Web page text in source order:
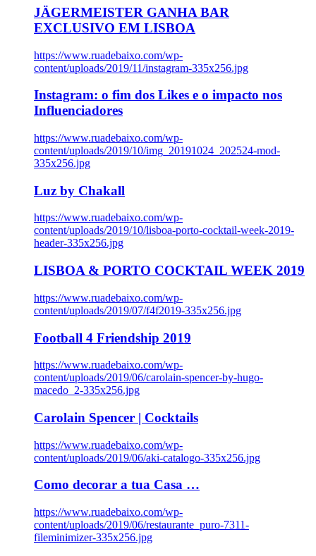
JÄGERMEISTER GANHA BAR
EXCLUSIVO EM LISBOA
https://www.ruadebaixo.com/wp-
content/uploads/2019/11/instagram-335x256.jpg
Instagram: o fim dos Likes e o impacto nos
Influenciadores
https://www.ruadebaixo.com/wp-
content/uploads/2019/10/img_20191024_202524-mod-
335x256.jpg
Luz by Chakall
https://www.ruadebaixo.com/wp-
content/uploads/2019/10/lisboa-porto-cocktail-week-2019-
header-335x256.jpg
LISBOA & PORTO COCKTAIL WEEK 2019
https://www.ruadebaixo.com/wp-
content/uploads/2019/07/f4f2019-335x256.jpg
Football 4 Friendship 2019
https://www.ruadebaixo.com/wp-
content/uploads/2019/06/carolain-spencer-by-hugo-
macedo_2-335x256.jpg
Carolain Spencer | Cocktails
https://www.ruadebaixo.com/wp-
content/uploads/2019/06/aki-catalogo-335x256.jpg
Como decorar a tua Casa …
https://www.ruadebaixo.com/wp-
content/uploads/2019/06/restaurante_puro-7311-
fileminimizer-335x256.jpg